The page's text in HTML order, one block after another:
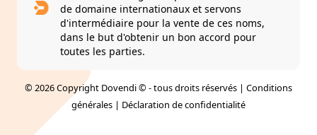
de domaine internationaux et servons
d'intermédiaire pour la vente de ces noms,
dans le but d'obtenir un bon accord pour
toutes les parties.
© 2026 Copyright Dovendi © - tous droits réservés | Conditions
générales | Déclaration de confidentialité